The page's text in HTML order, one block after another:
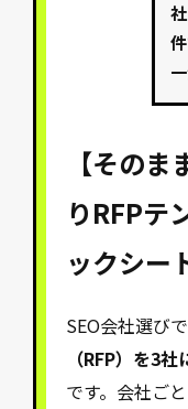
【その
りRFPテ
ックシー
SEO会社選び
（RFP）を3
です。会社ご